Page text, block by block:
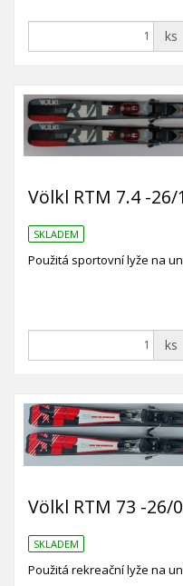
ks
Völkl RTM 7.4 -
SKLADEM
Použitá sportovní lyže na
ks
Völkl RTM 73 -26/
SKLADEM
Použitá rekreační lyže na